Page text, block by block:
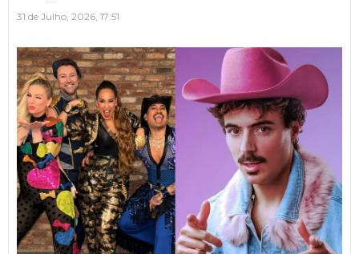
31 de Julho, 2026, 17:51